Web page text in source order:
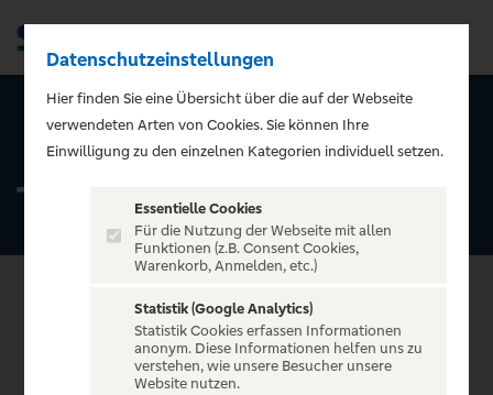
ZURÜCK ZUR STARTSEITE
Tennis
VERANSTALTUNGEN
Datenschutzeinstellungen
Hier finden Sie eine Übersicht über die auf der Webseite
verwendeten Arten von Cookies. Sie können Ihre
Einwilligung zu den einzelnen Kategorien individuell setzen.
Essentielle Cookies
Für die Nutzung der Webseite mit allen
Funktionen (z.B. Consent Cookies,
Warenkorb, Anmelden, etc.)
Statistik (Google Analytics)
Statistik Cookies erfassen Informationen
anonym. Diese Informationen helfen uns zu
verstehen, wie unsere Besucher unsere
Website nutzen.